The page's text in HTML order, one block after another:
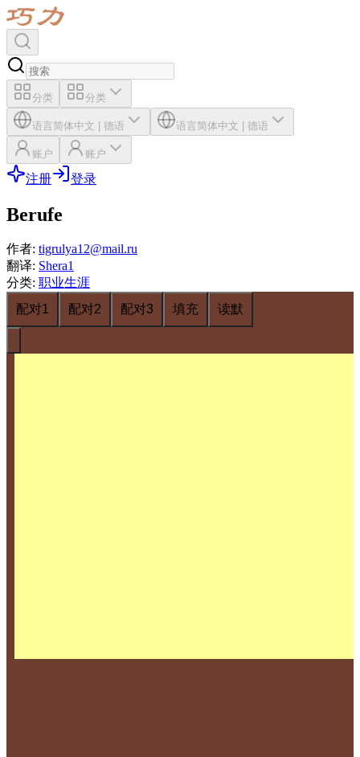
分类 分类
语言简体中文 | 德语 语言简体中文 | 德语
账户 账户
注册 登录
Berufe
作者: tigrulya12@mail.ru
翻译: Shera1
分类: 职业生涯
配对1
配对2 配对3 填充 读默